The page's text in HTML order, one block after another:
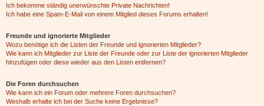
Ich bekomme ständig unerwünschte Private Nachrichten!
Ich habe eine Spam-E-Mail von einem Mitglied dieses Forums erhalten!
Freunde und ignorierte Mitglieder
Wozu benötige ich die Listen der Freunde und ignorierten Mitglieder?
Wie kann ich Mitglieder zur Liste der Freunde oder zur Liste der ignorierten Mitglieder
hinzufügen oder diese wieder aus den Listen entfernen?
Die Foren durchsuchen
Wie kann ich ein Forum oder mehrere Foren durchsuchen?
Weshalb erhalte ich bei der Suche keine Ergebnisse?